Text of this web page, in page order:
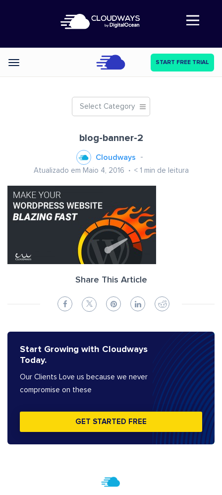
Abre a navegação
Categories START FREE TRIAL
Select Category
blog-banner-2
Cloudways
Atualizado em Maio 4, 2016 < 1 min de leitura
Share This Article
Start Growing with Cloudways
Today.
Our Clients Love us because we never
compromise on these
GET STARTED FREE